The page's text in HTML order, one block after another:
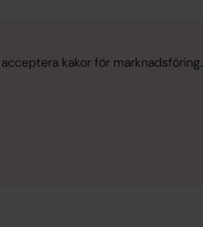
kakor för marknadsföring.